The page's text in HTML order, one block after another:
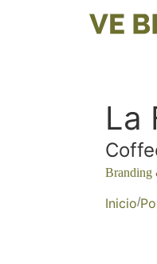
La
Branding
Inicio/